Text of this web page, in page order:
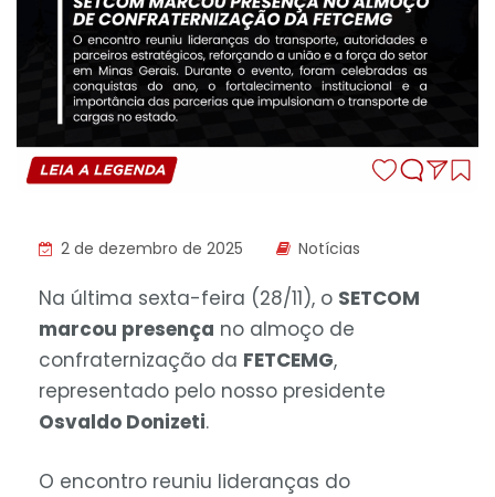
2 de dezembro de 2025 Notícias
Na última sexta-feira (28/11), o SETCOM
marcou presença no almoço de
confraternização da FETCEMG,
representado pelo nosso presidente
Osvaldo Donizeti.
O encontro reuniu lideranças do